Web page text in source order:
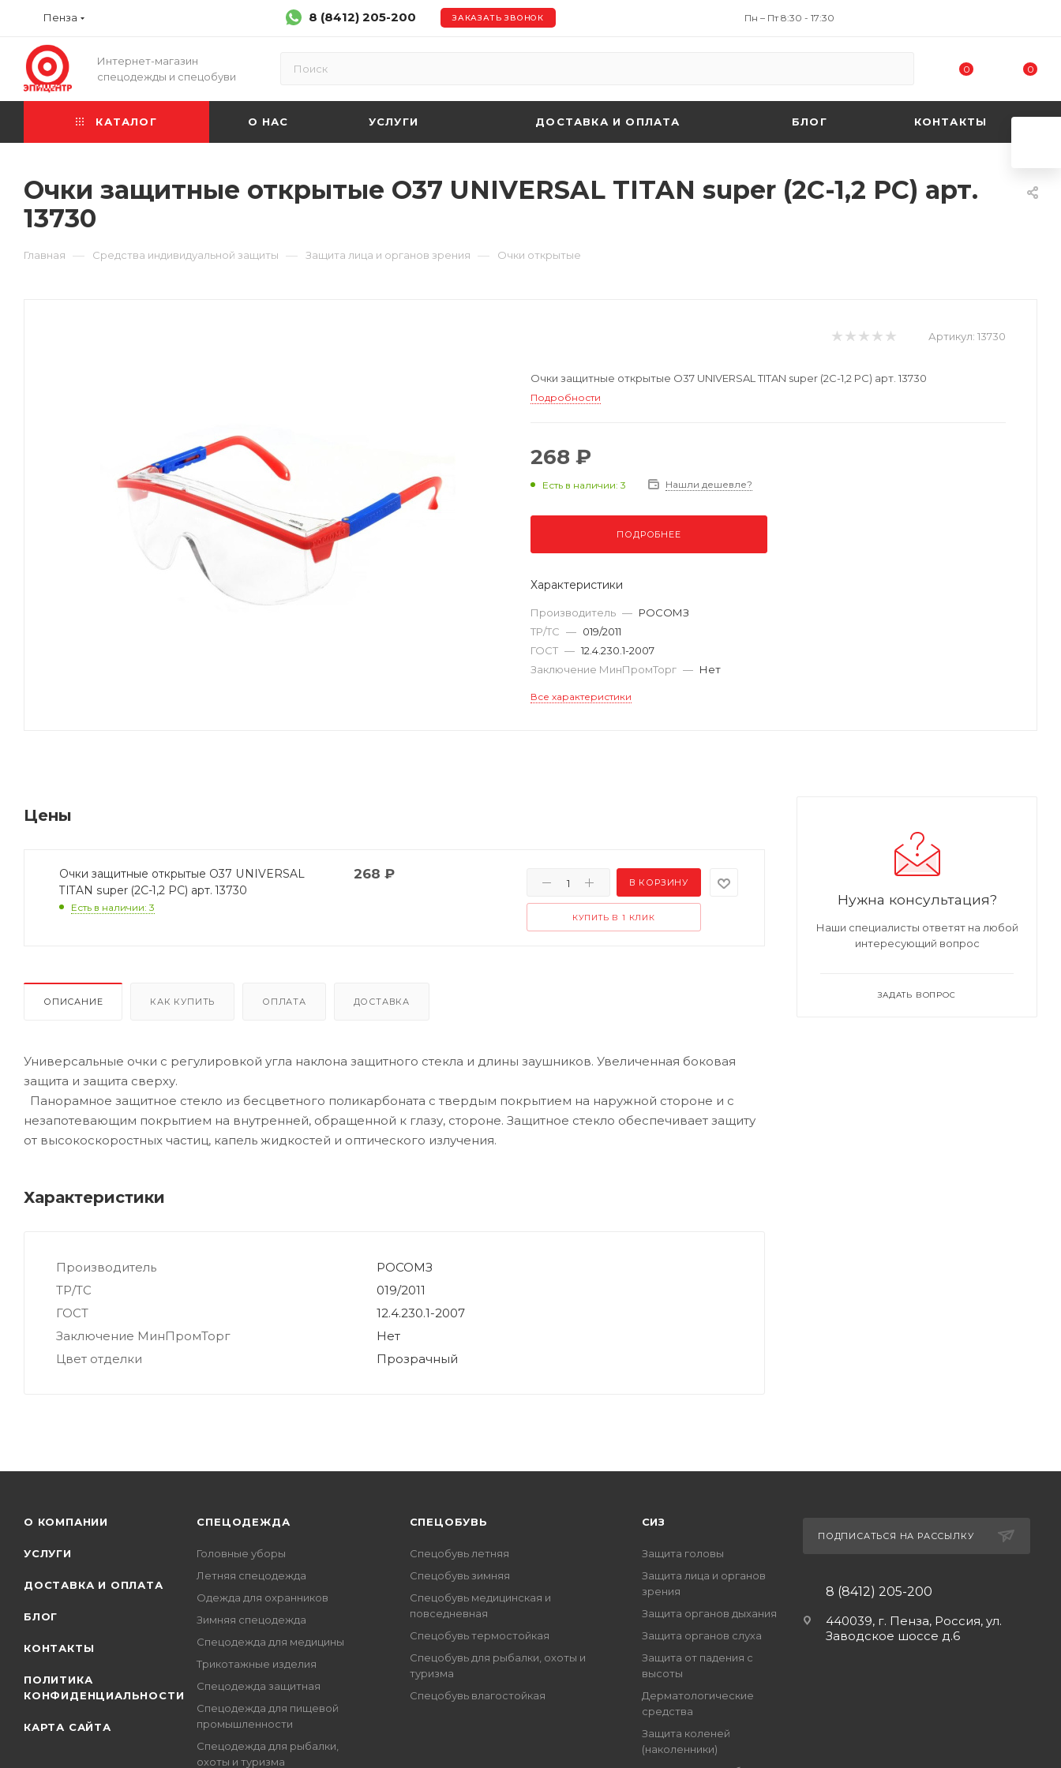
Пенза 8 (8412) 205-200 ЗАКАЗАТЬ ЗВОНОК Пн – Пт 8:30 - 17:30
Интернет-магазин
спецодежды и спецобуви
0 0
КАТАЛОГ О НАС УСЛУГИ ДОСТАВКА И ОПЛАТА БЛОГ КОНТАКТЫ
Очки защитные открытые О37 UNIVERSAL TITAN super (2C-1,2 PC) арт.
13730
Главная — Средства индивидуальной защиты — Защита лица и органов зрения — Очки открытые
Артикул: 13730
Очки защитные открытые О37 UNIVERSAL TITAN super (2C-1,2 PC) арт. 13730
Подробности
268 ₽
Есть в наличии: 3 Нашли дешевле?
ПОДРОБНЕЕ
Характеристики
Производитель — РОСОМЗ
ТР/ТС — 019/2011
ГОСТ — 12.4.230.1-2007
Заключение МинПромТорг — Нет
Все характеристики
Цены
Очки защитные открытые О37 UNIVERSAL
TITAN super (2C-1,2 PC) арт. 13730
Есть в наличии: 3
268 ₽
В КОРЗИНУ
КУПИТЬ В 1 КЛИК
ОПИСАНИЕ КАК КУПИТЬ ОПЛАТА ДОСТАВКА
Универсальные очки с регулировкой угла наклона защитного стекла и длины заушников. Увеличенная боковая
защита и защита сверху.
Панорамное защитное стекло из бесцветного поликарбоната с твердым покрытием на наружной стороне и с
незапотевающим покрытием на внутренней, обращенной к глазу, стороне. Защитное стекло обеспечивает защиту
от высокоскоростных частиц, капель жидкостей и оптического излучения.
Характеристики
Производитель
РОСОМЗ
ТР/ТС
019/2011
ГОСТ
12.4.230.1-2007
Заключение МинПромТорг
Нет
Цвет отделки
Прозрачный
Нужна консультация?
Наши специалисты ответят на любой
интересующий вопрос
ЗАДАТЬ ВОПРОС
О КОМПАНИИ
УСЛУГИ
ДОСТАВКА И ОПЛАТА
БЛОГ
КОНТАКТЫ
ПОЛИТИКА
КОНФИДЕНЦИАЛЬНОСТИ
КАРТА САЙТА
СПЕЦОДЕЖДА
Головные уборы
Летняя спецодежда
Одежда для охранников
Зимняя спецодежда
Спецодежда для медицины
Трикотажные изделия
Спецодежда защитная
Спецодежда для пищевой
промышленности
Спецодежда для рыбалки,
охоты и туризма
CПЕЦОБУВЬ
Спецобувь летняя
Спецобувь зимняя
Спецобувь медицинская и
повседневная
Спецобувь термостойкая
Спецобувь для рыбалки, охоты и
туризма
Спецобувь влагостойкая
СИЗ
Защита головы
Защита лица и органов
зрения
Защита органов дыхания
Защита органов слуха
Защита от падения с
высоты
Дерматологические
средства
Защита коленей
(наколенники)
ПОДПИСАТЬСЯ НА РАССЫЛКУ
8 (8412) 205-200
440039, г. Пенза, Россия, ул.
Заводское шоссе д.6